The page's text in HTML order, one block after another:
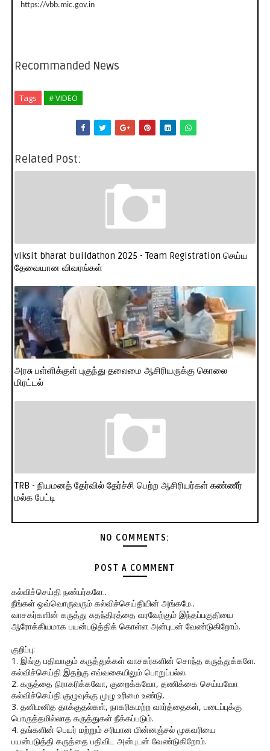
https://vbb.mic.gov.in
Recommanded News
Tags # VIDEO
Related Post:
viksit bharat buildathon 2025 - Team Registration செய்ய
தேவையான விவரங்கள்
அரசு பள்ளிக்குள் புகுந்து தலைமை ஆசிரியருக்கு கொலை
மிரட்டல்
TRB - நியமனத் தேர்வில் தேர்ச்சி பெற்ற ஆசிரியர்கள் கண்ணீர்
மல்க பேட்டி
NO COMMENTS:
POST A COMMENT
கல்விச்செய்தி நண்பர்களே..
நீங்கள் ஒவ்வொருவரும் கல்விச்செய்தியின் அங்கமே..
வாசகர்களின் கருத்து சுதந்திரத்தை வரவேற்கும் இந்தப்பகுதியை
ஆரோக்கியமாக பயன்படுத்திக் கொள்ள அன்புடன் வேண்டுகிறோம்.
குறிப்பு:
1. இங்கு பதிவாகும் கருத்துக்கள் வாசகர்களின் சொந்த கருத்துக்களே.
கல்விச்செய்தி இதற்கு எவ்வகையிலும் பொறுப்பல்ல.
2. கருத்தை நிராகரிக்கவோ, குறைக்கவோ, தணிக்கை செய்யவோ
கல்விச்செய்தி குழுவுக்கு முழு உரிமை உண்டு.
3. தனிமனித தாக்குதல்கள், நாகரிகமற்ற வார்த்தைகள், படைப்புக்கு
பொருத்தமில்லாத கருத்துகள் நீக்கப்படும்.
4. தங்களின் பெயர் மற்றும் சரியான மின்னஞ்சல் முகவரியை
பயன்படுத்தி கருத்தை பதிவிட அன்புடன் வேண்டுகிறோம்.